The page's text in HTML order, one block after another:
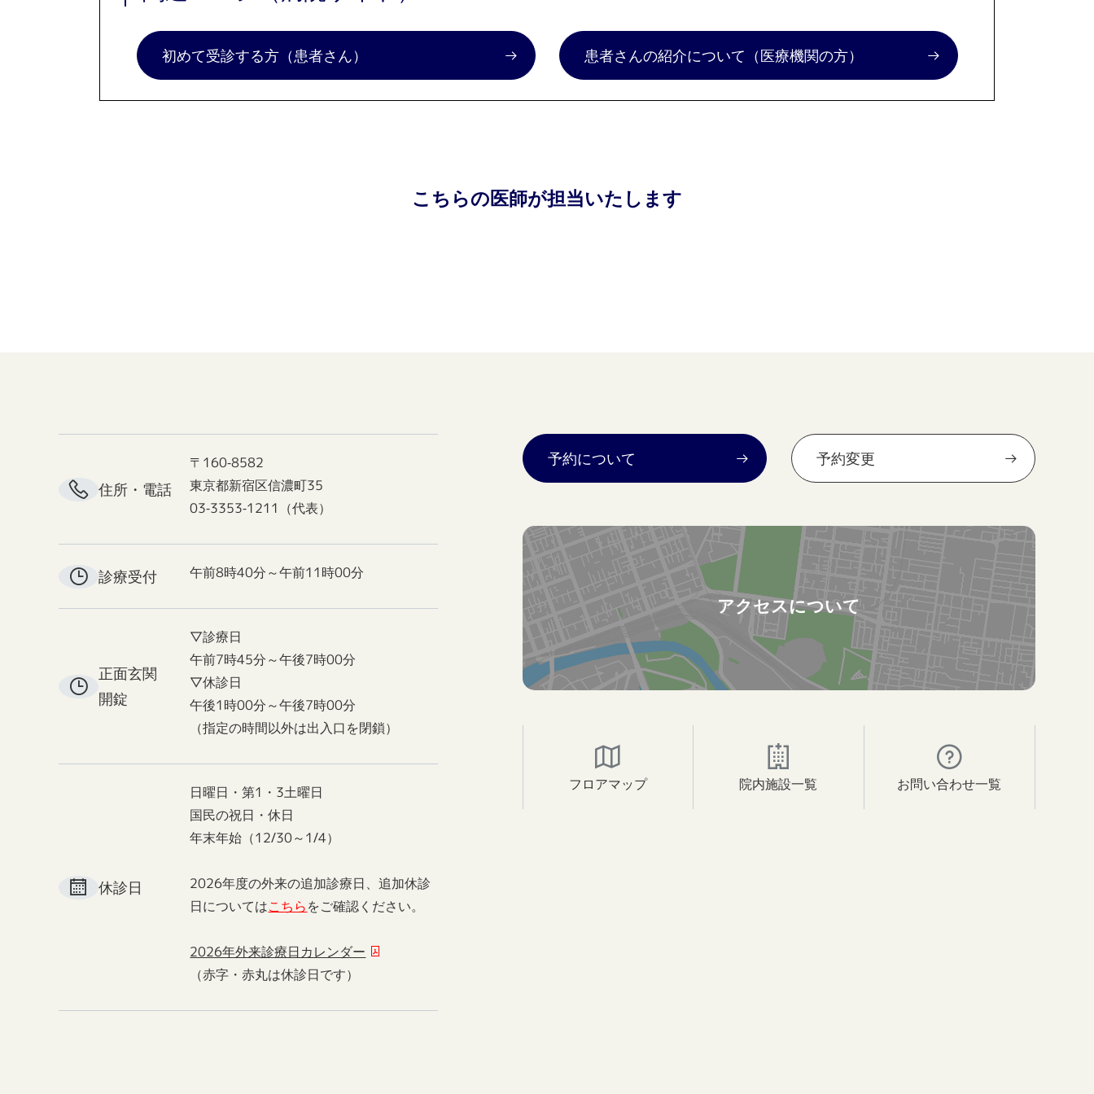
初めて受診する方（患者さん） 患者さんの紹介について （医療機関の方）
こちらの医師が担当いたします
住所・電話
〒160-8582
東京都新宿区信濃町35
03-3353-1211（代表）
診療受付 午前8時40分～午前11時00分
正面玄関
開錠
▽診療日
午前7時45分～午後7時00分
▽休診日
午後1時00分～午後7時00分
（指定の時間以外は出入口を閉鎖）
休診日
日曜日・第1・3土曜日
国民の祝日・休日
年末年始（12/30～1/4）
2026年度の外来の追加診療日、追加休診
日についてはこちらをご確認ください。
2026年外来診療日カレンダー
（赤字・赤丸は休診日です）
予約について 予約変更
アクセスについて
フロアマップ 院内施設一覧 お問い合わせ一覧